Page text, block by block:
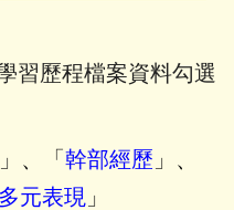
習歷程檔案資料勾選
」 、 「幹部經歷 」 、
多元表現 」